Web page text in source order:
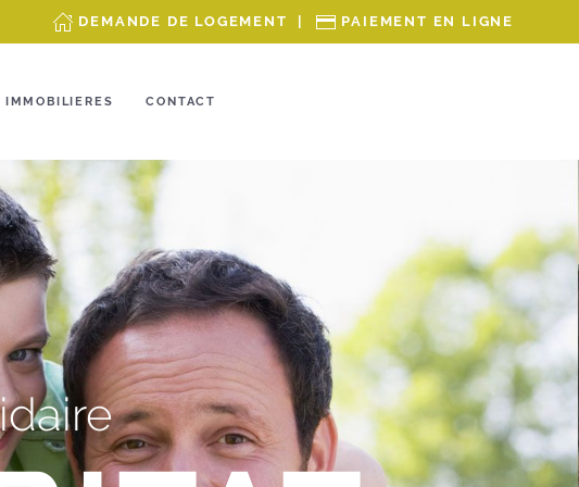
DEMANDE DE LOGEMENT PAIEMENT EN LIGNE
IMMOBILIERES CONTACT